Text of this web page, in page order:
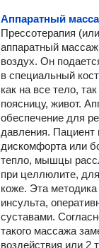
Аппаратный
Прессотерапия
аппаратный
воздух. Он
в специальный
как на все тело,
поясницу, живот.
обеспечение для
давления.
дискомфорта или
тепло, мышцы
при целлюлите,
коже. Эта
инсульта,
суставами.
такого массажа
воздействия или 2